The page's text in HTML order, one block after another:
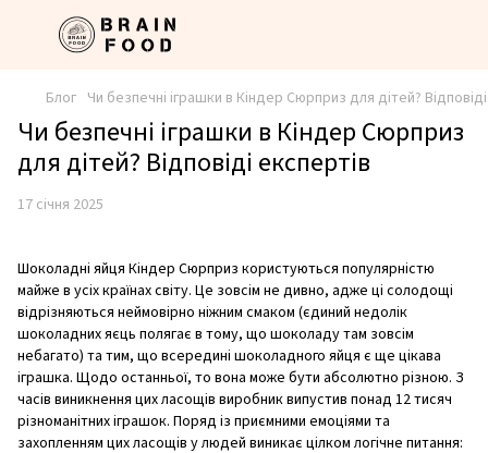
Блог Чи безпечні іграшки в Кіндер Сюрприз для дітей?
Чи безпечні іграшки в Кіндер Сюрприз
для дітей? Відповіді експертів
17 січня 2025
Шоколадні яйця Кіндер Сюрприз користуються популярністю
майже в усіх країнах світу. Це зовсім не дивно, адже ці солодощі
відрізняються неймовірно ніжним смаком (єдиний недолік
шоколадних яєць полягає в тому, що шоколаду там зовсім
небагато) та тим, що всередині шоколадного яйця є ще цікава
іграшка. Щодо останньої, то вона може бути абсолютно різною. З
часів виникнення цих ласощів виробник випустив понад 12 тисяч
різноманітних іграшок. Поряд із приємними емоціями та
захопленням цих ласощів у людей виникає цілком логічне питання: